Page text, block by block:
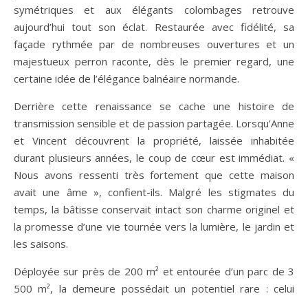
symétriques et aux élégants colombages retrouve
aujourd’hui tout son éclat. Restaurée avec fidélité, sa
façade rythmée par de nombreuses ouvertures et un
majestueux perron raconte, dès le premier regard, une
certaine idée de l’élégance balnéaire normande.
Derrière cette renaissance se cache une histoire de
transmission sensible et de passion partagée. Lorsqu’Anne
et Vincent découvrent la propriété, laissée inhabitée
durant plusieurs années, le coup de cœur est immédiat. «
Nous avons ressenti très fortement que cette maison
avait une âme », confient-ils. Malgré les stigmates du
temps, la bâtisse conservait intact son charme originel et
la promesse d’une vie tournée vers la lumière, le jardin et
les saisons.
Déployée sur près de 200 m² et entourée d’un parc de 3
500 m², la demeure possédait un potentiel rare : celui